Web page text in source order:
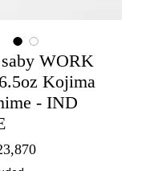
saby WORK
Kojima
- IND
Sale